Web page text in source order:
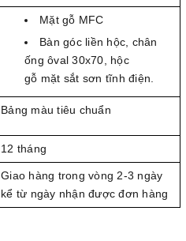
Mặt gỗ MFC
Bàn góc liền hộc, chân
ống ôval 30x70, hộc
gỗ mặt sắt sơn tĩnh điện.
Bảng màu tiêu chuẩn
12 tháng
Giao hàng trong vòng 2-3 ngày
kể từ ngày nhận được đơn hàng